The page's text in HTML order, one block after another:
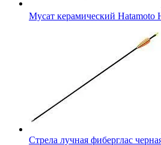
Мусат керамический Hatamoto
Стрела лучная фиберглас